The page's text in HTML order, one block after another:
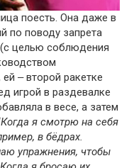
поесть. Она даже в
по поводу запрета
целью соблюдения
‒ второй ракетке
игрой в раздевалке
в весе, а затем
Когда я смотрю на себя
в бёдрах.
упражнения, чтобы